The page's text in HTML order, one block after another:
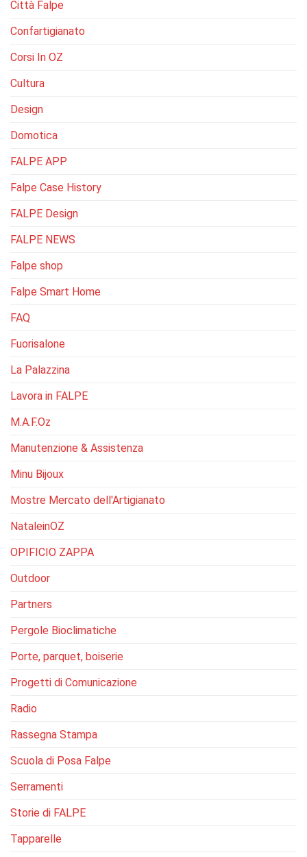
Città Falpe
Confartigianato
Corsi In OZ
Cultura
Design
Domotica
FALPE APP
Falpe Case History
FALPE Design
FALPE NEWS
Falpe shop
Falpe Smart Home
FAQ
Fuorisalone
La Palazzina
Lavora in FALPE
M.A.F.Oz
Manutenzione & Assistenza
Minu Bijoux
Mostre Mercato dell'Artigianato
NataleinOZ
OPIFICIO ZAPPA
Outdoor
Partners
Pergole Bioclimatiche
Porte, parquet, boiserie
Progetti di Comunicazione
Radio
Rassegna Stampa
Scuola di Posa Falpe
Serramenti
Storie di FALPE
Tapparelle